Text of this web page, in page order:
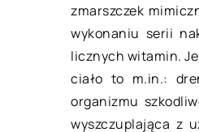
zmarszczek
wykonaniu serii
licznych witamin.
ciało to m.in.:
organizmu
wyszczuplająca z